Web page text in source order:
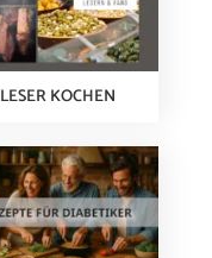
LESER KOCHEN